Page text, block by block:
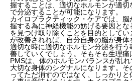
握することは、適切なホルモンが適
で分泌することが可能になります。
カイロプラクティック・ケアでは、
握する為に神経機能の妨げる要因とな
を見つけ取り除くことを目的として
が改善されれば、自分自身の脳が身体
適切な時に適切なホルモン分泌を行
善していくでしょう。そもそも生理痛
PMSは、体のホルモンバランスが乱
大切な身体のシグナルになります。
ってただ消すのではなく、しっかり